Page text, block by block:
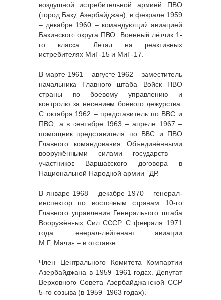
воздушной истребительной армией ПВО
(город Баку, Азербайджан), в феврале 1959
– декабре 1960 – командующий авиацией
Бакинского округа ПВО. Военный лётчик 1-
го класса. Летал на реактивных
истребителях МиГ-15 и МиГ-17.
В марте 1961 – августе 1962 – заместитель
начальника Главного штаба Войск ПВО
страны по боевому управлению и
контролю за несением боевого дежурства.
С октября 1962 – представитель по ВВС и
ПВО, а в сентябре 1963 – апреле 1967 –
помощник представителя по ВВС и ПВО
Главного командования Объединёнными
вооружёнными силами государств –
участников Варшавского договора в
Национальной Народной армии ГДР.
В январе 1968 – декабре 1970 – генерал-
инспектор по восточным странам 10-го
Главного управления Генерального штаба
Вооружённых Сил СССР. С февраля 1971
года генерал-лейтенант авиации
М.Г. Мачин – в отставке.
Член Центрального Комитета Компартии
Азербайджана в 1959–1961 годах. Депутат
Верховного Совета Азербайджанской ССР
5-го созыва (в 1959–1963 годах).